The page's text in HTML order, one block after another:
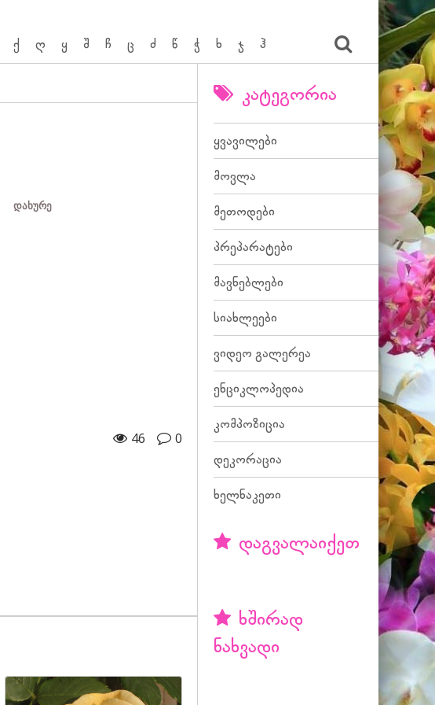
ქ ღ ყ შ ჩ ც ძ წ ჭ ხ ჯ ჰ
დახურე
0
46
კატეგორია
ყვავილები
მოვლა
მეთოდები
პრეპარატები
მავნებლები
სიახლეები
ვიდეო გალერეა
ენციკლოპედია
კომპოზიცია
დეკორაცია
ხელნაკეთი
დაგვალაიქეთ
ხშირად
ნახვადი